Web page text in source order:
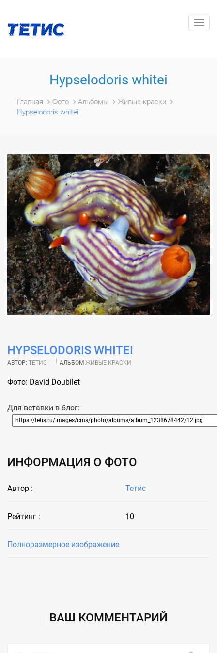
Hypselodoris whitei
Главная Фото Альбомы
Живые краски
Hypselodoris whitei
HYPSELODORIS WHITEI
АВТОР: ТЕТИС АЛЬБОМ ЖИВЫЕ КРАСКИ
Фото: David Doubilet
Для вставки в блог:
ИНФОРМАЦИЯ О ФОТО
Автор : Тетис
Рейтинг : 10
Полноразмерное изображение
ВАШ КОММЕНТАРИЙ